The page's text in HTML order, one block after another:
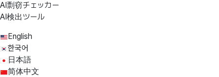
AI剽窃チェッカー
AI検出ツール
English
한국어
日本語
简体中文